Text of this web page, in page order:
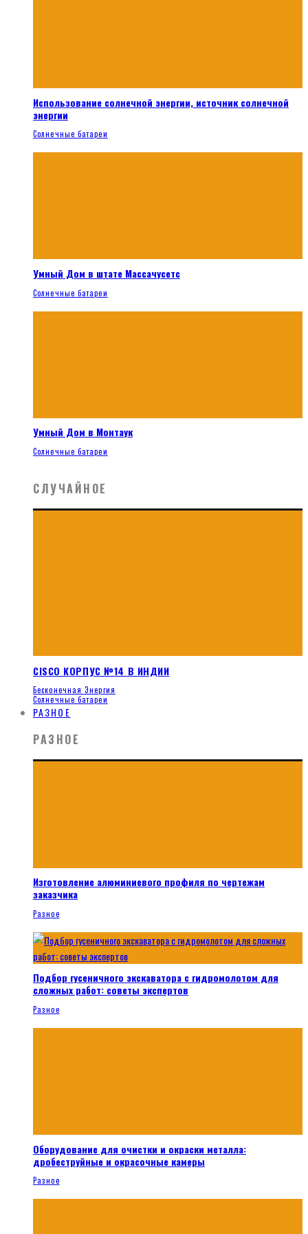
Использование солнечной энергии, источник солнечной
энергии
Солнечные батареи
Умный Дом в штате Массачусетс
Солнечные батареи
Умный Дом в Монтаук
Солнечные батареи
СЛУЧАЙНОЕ
CISCO КОРПУС №14 В ИНДИИ
Бесконечная Энергия
Солнечные батареи
РАЗНОЕ
РАЗНОЕ
Изготовление алюминиевого профиля по чертежам
заказчика
Разное
Подбор гусеничного экскаватора с гидромолотом для
сложных работ: советы экспертов
Разное
Оборудование для очистки и окраски металла:
дробеструйные и окрасочные камеры
Разное